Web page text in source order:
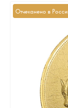
Отчеканено в